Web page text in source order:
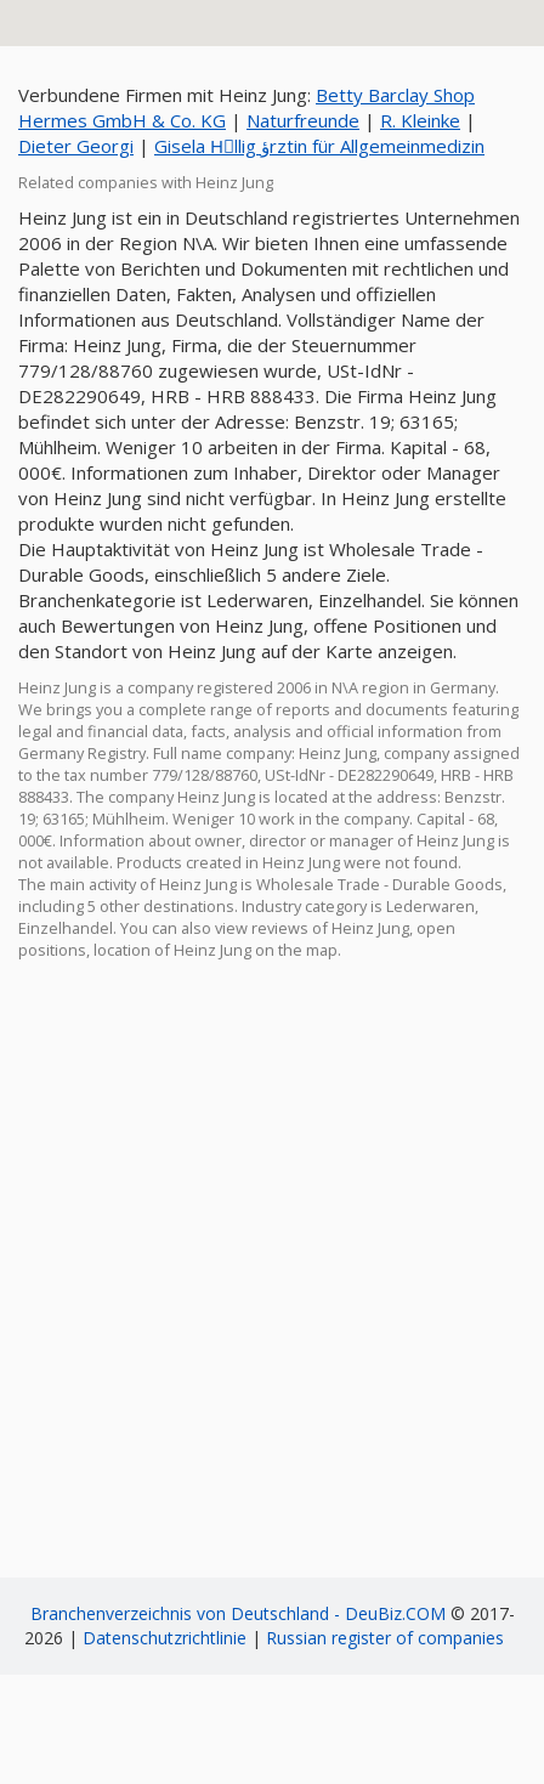
Verbundene Firmen mit Heinz Jung: Betty Barclay Shop
Hermes GmbH & Co. KG | Naturfreunde | R. Kleinke |
Dieter Georgi | Gisela Hِllig ؤrztin für Allgemeinmedizin
Related companies with Heinz Jung
Heinz Jung ist ein in Deutschland registriertes Unternehmen
2006 in der Region N\A. Wir bieten Ihnen eine umfassende
Palette von Berichten und Dokumenten mit rechtlichen und
finanziellen Daten, Fakten, Analysen und offiziellen
Informationen aus Deutschland. Vollständiger Name der
Firma: Heinz Jung, Firma, die der Steuernummer
779/128/88760 zugewiesen wurde, USt-IdNr -
DE282290649, HRB - HRB 888433. Die Firma Heinz Jung
befindet sich unter der Adresse: Benzstr. 19; 63165;
Mühlheim. Weniger 10 arbeiten in der Firma. Kapital - 68,
000€. Informationen zum Inhaber, Direktor oder Manager
von Heinz Jung sind nicht verfügbar. In Heinz Jung erstellte
produkte wurden nicht gefunden.
Die Hauptaktivität von Heinz Jung ist Wholesale Trade -
Durable Goods, einschließlich 5 andere Ziele.
Branchenkategorie ist Lederwaren, Einzelhandel. Sie können
auch Bewertungen von Heinz Jung, offene Positionen und
den Standort von Heinz Jung auf der Karte anzeigen.
Heinz Jung is a company registered 2006 in N\A region in Germany.
We brings you a complete range of reports and documents featuring
legal and financial data, facts, analysis and official information from
Germany Registry. Full name company: Heinz Jung, company assigned
to the tax number 779/128/88760, USt-IdNr - DE282290649, HRB - HRB
888433. The company Heinz Jung is located at the address: Benzstr.
19; 63165; Mühlheim. Weniger 10 work in the company. Capital - 68,
000€. Information about owner, director or manager of Heinz Jung is
not available. Products created in Heinz Jung were not found.
The main activity of Heinz Jung is Wholesale Trade - Durable Goods,
including 5 other destinations. Industry category is Lederwaren,
Einzelhandel. You can also view reviews of Heinz Jung, open
positions, location of Heinz Jung on the map.
Branchenverzeichnis von Deutschland - DeuBiz.COM © 2017-
2026 | Datenschutzrichtlinie | Russian register of companies